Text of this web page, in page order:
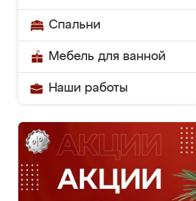
Спальни
Мебель для ванной
Наши работы